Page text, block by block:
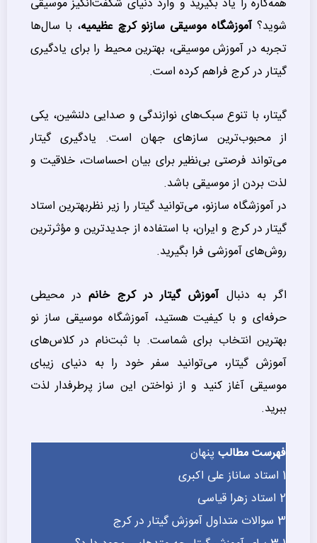
همه‌کاره را یاد بگیرید و وارد دنیای شگفت‌انگیز موسیقی
شوید؟آموزشگاه موسیقی سازنو کرچ عظیمیه، با سال‌ها
تجربه در آموزش موسیقی، بهترین محیط را برای یادگیری
گیتار در کرج فراهم کرده است.
گیتار، با تنوع سبک‌های نوازندگی و صدایی دلنشین، یکی
از محبوب‌ترین سازهای جهان است. یادگیری گیتار
می‌تواند فرصتی بی‌نظیر برای بیان احساسات، خلاقیت و
لذت بردن از موسیقی باشد.
در آموزشگاه سازنو، می‌توانید گیتار را زیر نظربهترین استاد
گیتار در کرج و ایران، با استفاده از جدیدترین و مؤثرترین
روش‌های آموزشی فرا بگیرید.
اگر به دنبال آموزش گیتار در کرج خانمدر محیطی
حرفه‌ای و با کیفیت هستید، آموزشگاه موسیقی ساز نو
بهترین انتخاب برای شماست. با ثبت‌نام در کلاس‌های
آموزش گیتار، می‌توانید سفر خود را به دنیای زیبای
موسیقی آغاز کنید و از نواختن این ساز پرطرفدار لذت
ببرید.
فهرست مطالب پنهان
1 استاد ساناز علی اکبری
2 استاد زهرا قیاسی
3 سوالات متداول آموزش گیتار در کرج